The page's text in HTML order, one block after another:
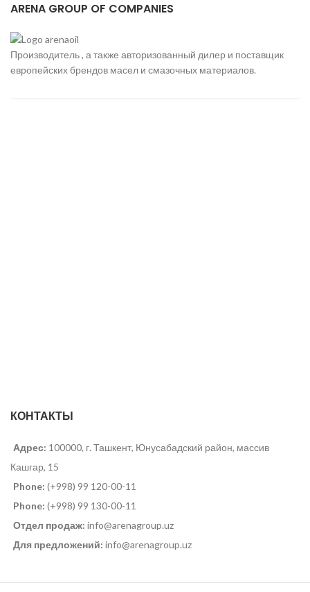
ARENA GROUP OF COMPANIES
Производитель , а также авторизованный дилер и поставщик
европейских брендов масел и смазочных материалов.
КОНТАКТЫ
Адрес: 100000, г. Ташкент, Юнусабадский район, массив
Кашгар, 15
Phone: (+998) 99 120-00-11
Phone: (+998) 99 130-00-11
Отдел продаж: info@arenagroup.uz
Для предложений: info@arenagroup.uz